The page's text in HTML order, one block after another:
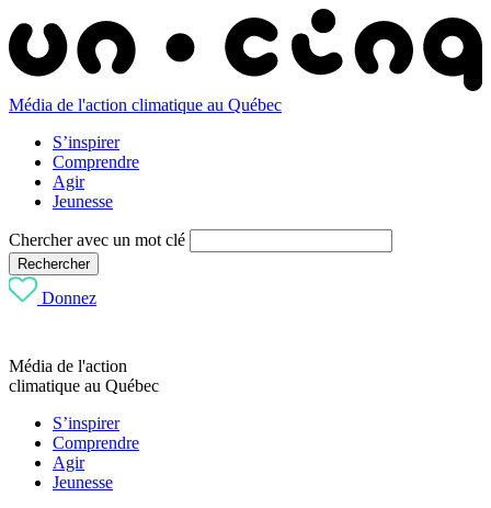
Média de l'action climatique au Québec
S’inspirer
Comprendre
Agir
Jeunesse
Chercher avec un mot clé
Rechercher
Donnez
Média de l'action
climatique au Québec
S’inspirer
Comprendre
Agir
Jeunesse